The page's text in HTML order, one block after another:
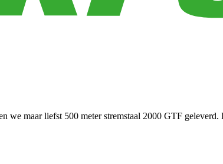
maar liefst 500 meter stremstaal 2000 GTF geleverd.